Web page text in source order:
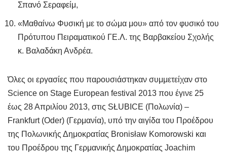
Σπανό Σεραφείμ,
«Μαθαίνω Φυσική με το σώμα μου» από τον φυσικό του
Πρότυπου Πειραματικού ΓΕ.Λ. της Βαρβακείου Σχολής
κ. Βαλαδάκη Ανδρέα.
Όλες οι εργασίες που παρουσιάστηκαν συμμετείχαν στο
Science on Stage European festival 2013 που έγινε 25
έως 28 Απριλίου 2013, στις SŁUBICE (Πολωνία) –
Frankfurt (Oder) (Γερμανία), υπό την αιγίδα του Προέδρου
της Πολωνικής Δημοκρατίας Bronisław Komorowski και
του Προέδρου της Γερμανικής Δημοκρατίας Joachim